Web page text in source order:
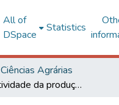
All of
DSpace
Statistics
Ciências Agrárias
Competitividade da produção do café arábica em Minas Gerais e São Paulo